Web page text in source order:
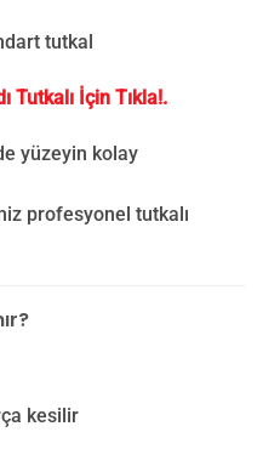
tutkal
Tutkalı İçin Tıkla!.
yüzeyin kolay
profesyonel tutkalı
kesilir